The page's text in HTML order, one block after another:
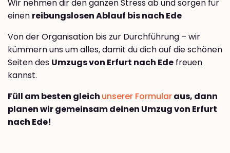
Wir nehmen dir den ganzen Stress ab und sorgen für
einen reibungslosen Ablauf bis nach Ede
Von der Organisation bis zur Durchführung – wir
kümmern uns um alles, damit du dich auf die schönen
Seiten des Umzugs von Erfurt nach Ede freuen
kannst.
Füll am besten gleich unserer Formularaus, dann
planen wir gemeinsam deinen Umzug von Erfurt
nach Ede!